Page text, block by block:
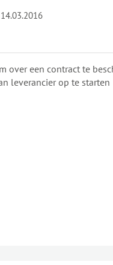
14.03.2016
over een contract te
leverancier op te starten